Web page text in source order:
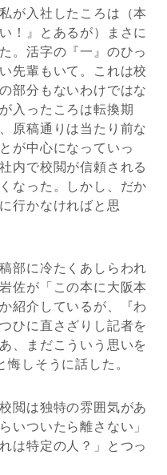
が入社したころは（本
！』とあるが）まさに
。活字の『一』のひっ
先輩もいて。これは校
部分もないわけではな
入ったころは転換期
原稿通りは当たり前な
が中心になっていっ
内で校閲が信頼される
なった。しかし、だか
行かなければと思
部に冷たくあしらわれ
佐が「この本に大阪本
紹介しているが、『わ
ひに直さざりし記者を
、まだこういう思いを
しそうに話した。
閲は独特の雰囲気があ
いついたら離さない」
は特定の人？」とつっ